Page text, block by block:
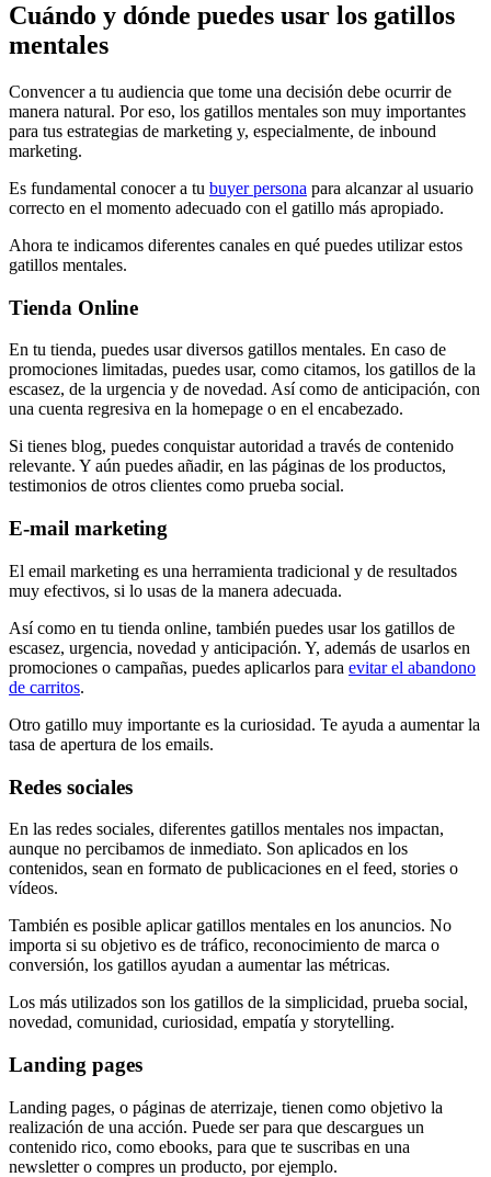
Cuándo y dónde puedes usar los gatillos
mentales
Convencer a tu audiencia que tome una decisión debe ocurrir de
manera natural. Por eso, los gatillos mentales son muy importantes
para tus estrategias de marketing y, especialmente, de inbound
marketing.
Es fundamental conocer a tu buyer persona para alcanzar al usuario
correcto en el momento adecuado con el gatillo más apropiado.
Ahora te indicamos diferentes canales en qué puedes utilizar estos
gatillos mentales.
Tienda Online
En tu tienda, puedes usar diversos gatillos mentales. En caso de
promociones limitadas, puedes usar, como citamos, los gatillos de la
escasez, de la urgencia y de novedad. Así como de anticipación, con
una cuenta regresiva en la homepage o en el encabezado.
Si tienes blog, puedes conquistar autoridad a través de contenido
relevante. Y aún puedes añadir, en las páginas de los productos,
testimonios de otros clientes como prueba social.
E-mail marketing
El email marketing es una herramienta tradicional y de resultados
muy efectivos, si lo usas de la manera adecuada.
Así como en tu tienda online, también puedes usar los gatillos de
escasez, urgencia, novedad y anticipación. Y, además de usarlos en
promociones o campañas, puedes aplicarlos para evitar el abandono
de carritos.
Otro gatillo muy importante es la curiosidad. Te ayuda a aumentar la
tasa de apertura de los emails.
Redes sociales
En las redes sociales, diferentes gatillos mentales nos impactan,
aunque no percibamos de inmediato. Son aplicados en los
contenidos, sean en formato de publicaciones en el feed, stories o
vídeos.
También es posible aplicar gatillos mentales en los anuncios. No
importa si su objetivo es de tráfico, reconocimiento de marca o
conversión, los gatillos ayudan a aumentar las métricas.
Los más utilizados son los gatillos de la simplicidad, prueba social,
novedad, comunidad, curiosidad, empatía y storytelling.
Landing pages
Landing pages, o páginas de aterrizaje, tienen como objetivo la
realización de una acción. Puede ser para que descargues un
contenido rico, como ebooks, para que te suscribas en una
newsletter o compres un producto, por ejemplo.